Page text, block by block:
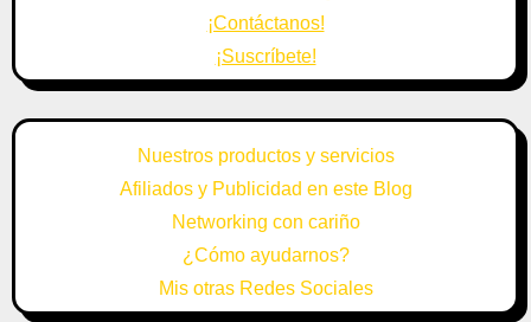
¡Contáctanos!
¡Suscríbete!
Nuestros productos y servicios
Afiliados y Publicidad en este Blog
Networking con cariño
¿Cómo ayudarnos?
Mis otras Redes Sociales